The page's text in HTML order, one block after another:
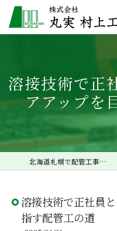
溶接技術で正
アアップを
北海道札幌で配管工事の求人なら株式会社丸実村上工業
溶接技術で正社員
指す配管工の道